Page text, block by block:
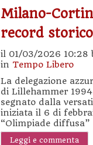
Milano-
record
il 01/03/2026 10:28
in Tempo Libero
La delegazione
di Lillehammer
segnato dalla
iniziata il 6 di
“Olimpiade
Leggi e commenta